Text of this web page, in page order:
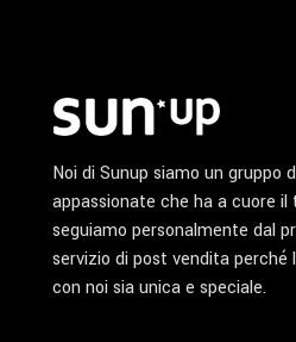
Noi di Sunup siamo un gruppo
appassionate che ha a cuore
seguiamo personalmente dal
servizio di post vendita perché
con noi sia unica e speciale.